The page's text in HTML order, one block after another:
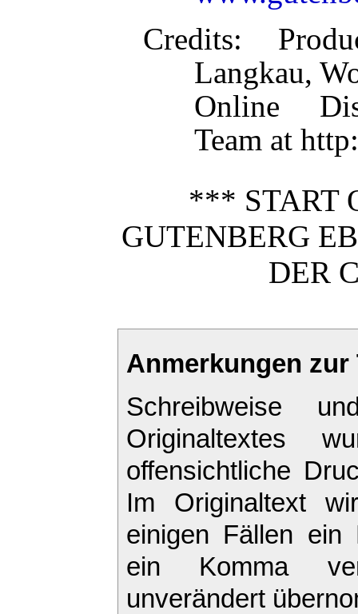
Credits:
Langkau,
Online
Team at
*** START
GUTENBERG
DER
Anmerkungen
Schreibweise
Originaltextes
offensichtliche
Im Originaltext
einigen Fällen ein
ein Komma
unverändert